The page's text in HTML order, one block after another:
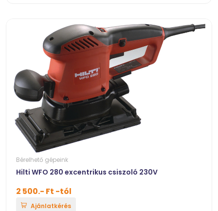
Bérelhető gépeink
Hilti WFO 280 excentrikus csiszoló 230V
2 500.- Ft -tól
Ajánlatkérés